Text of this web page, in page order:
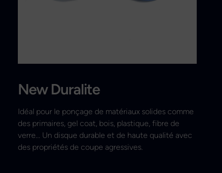
New Duralite
Idéal pour le ponçage de matériaux solides comme
des primaires, gel coat, bois, plastique, fibre de
verre… Un disque durable et de haute qualité avec
des propriétés de coupe agressives.